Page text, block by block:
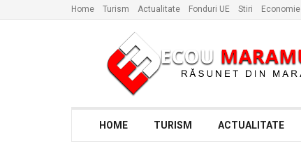
Home Turism Actualitate Fonduri UE Stiri Economie
HOME TURISM ACTUALITATE